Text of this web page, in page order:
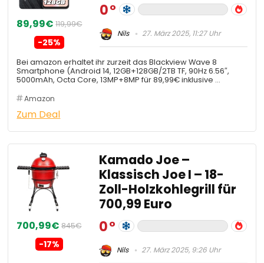
89,99€ 119,99€
-25%
0
Nils 27. März 2025, 11:27 Uhr
Bei amazon erhaltet ihr zurzeit das Blackview Wave 8
Smartphone (Android 14, 12GB+128GB/2TB TF, 90Hz 6.56″,
5000mAh, Octa Core, 13MP+8MP für 89,99€ inklusive …
Amazon
Zum Deal
700,99€ 845€
-17%
Kamado Joe –
Klassisch Joe I – 18-
Zoll-Holzkohlegrill für
700,99 Euro
0
Nils 27. März 2025, 9:26 Uhr